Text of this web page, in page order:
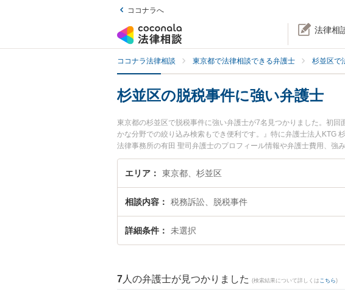
ココナラへ
法律相
ココナラ法律相談 東京都で法律相談できる弁護士 杉並区で
杉並区の脱税事件に強い弁護士
東京都の杉並区で脱税事件に強い弁護士が7名見つかりました。初
かな分野での絞り込み検索もでき便利です。』特に弁護士法人KTG
法律事務所の有田 聖司弁護士のプロフィール情報や弁護士費用、強
たい』『脱税事件のトラブル解決の実績豊富な近くの弁護士を検索
者さんにおすすめです。
エリア 東京都、杉並区
相談内容 税務訴訟、脱税事件
詳細条件 未選択
7 人の弁護士が見つかりました (検索結果について詳しくは こちら)